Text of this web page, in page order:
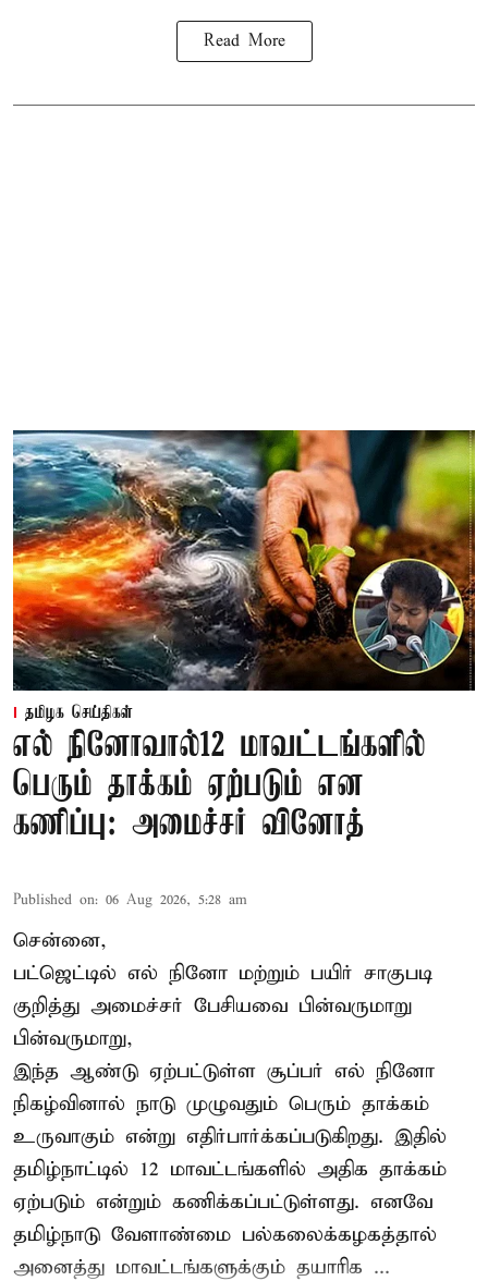
Read More
தமிழக செய்திகள்
எல் நினோவால்12 மாவட்டங்களில்
பெரும் தாக்கம் ஏற்படும் என
கணிப்பு: அமைச்சர் வினோத்
Published on: 06 Aug 2026, 5:28 am
சென்னை,
பட்ஜெட்டில் எல் நினோ மற்றும் பயிர் சாகுபடி
குறித்து அமைச்சர் பேசியவை பின்வருமாறு
பின்வருமாறு,
இந்த ஆண்டு ஏற்பட்டுள்ள சூப்பர் எல் நினோ
நிகழ்வினால் நாடு முழுவதும் பெரும் தாக்கம்
உருவாகும் என்று எதிர்பார்க்கப்படுகிறது. இதில்
தமிழ்நாட்டில் 12 மாவட்டங்களில் அதிக தாக்கம்
ஏற்படும் என்றும் கணிக்கப்பட்டுள்ளது. எனவே
தமிழ்நாடு வேளாண்மை பல்கலைக்கழகத்தால்
அனைத்து மாவட்டங்களுக்கும் தயாரிக ...